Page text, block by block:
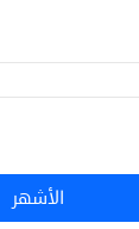
الأشهر